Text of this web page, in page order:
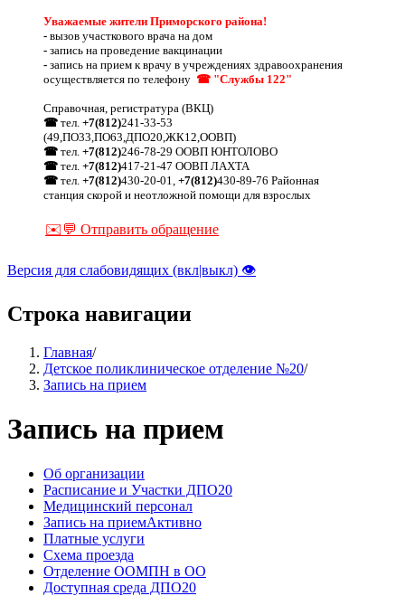
Уважаемые жители Приморского района!
- вызов участкового врача на дом
- запись на проведение вакцинации
- запись на прием к врачу в учреждениях здравоохранения
осуществляется по телефону ☎ "Службы 122"
Справочная, регистратура (ВКЦ)
☎ тел. +7(812)241-33-53
(49,ПО33,ПО63,ДПО20,ЖК12,ООВП)
☎ тел. +7(812)246-78-29 ООВП ЮНТОЛОВО
☎ тел. +7(812)417-21-47 ООВП ЛАХТА
☎ тел. +7(812)430-20-01, +7(812)430-89-76 Районная
станция скорой и неотложной помощи для взрослых
✉️💬 Отправить обращение
Версия для слабовидящих (вкл|выкл) 👁
Строка навигации
Главная/
Детское поликлиническое отделение №20/
Запись на прием
Запись на прием
Об организации
Расписание и Участки ДПО20
Медицинский персонал
Запись на приемАктивно
Платные услуги
Схема проезда
Отделение ООМПН в ОО
Доступная среда ДПО20